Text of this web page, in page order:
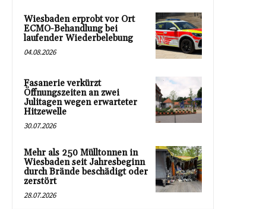
Wiesbaden erprobt vor Ort
ECMO-Behandlung bei
laufender Wiederbelebung
04.08.2026
Fasanerie verkürzt
Öffnungszeiten an zwei
Julitagen wegen erwarteter
Hitzewelle
30.07.2026
Mehr als 250 Mülltonnen in
Wiesbaden seit Jahresbeginn
durch Brände beschädigt oder
zerstört
28.07.2026